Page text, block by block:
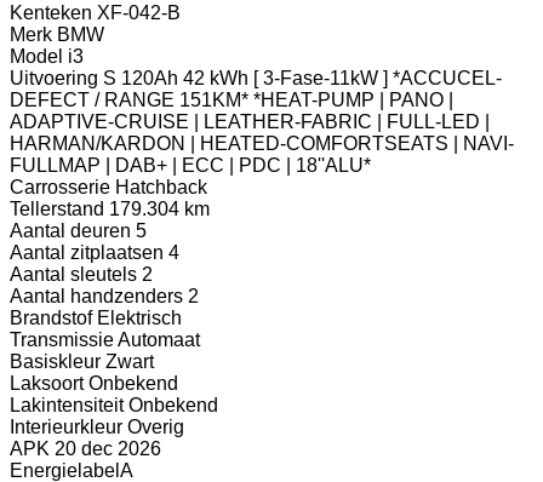
Kenteken XF-042-B
Merk BMW
Model i3
Uitvoering S 120Ah 42 kWh [ 3-Fase-11kW ] *ACCUCEL-
DEFECT / RANGE 151KM* *HEAT-PUMP | PANO |
ADAPTIVE-CRUISE | LEATHER-FABRIC | FULL-LED |
HARMAN/KARDON | HEATED-COMFORTSEATS | NAVI-
FULLMAP | DAB+ | ECC | PDC | 18''ALU*
Carrosserie Hatchback
Tellerstand 179.304 km
Aantal deuren 5
Aantal zitplaatsen 4
Aantal sleutels 2
Aantal handzenders 2
Brandstof Elektrisch
TransmissieAutomaat
Basiskleur Zwart
Laksoort Onbekend
Lakintensiteit Onbekend
Interieurkleur Overig
APK 20 dec 2026
Energielabel A